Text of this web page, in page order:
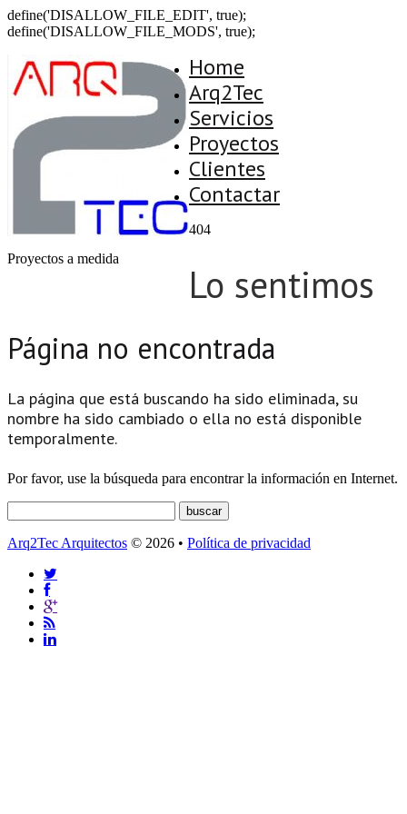
define('DISALLOW_FILE_EDIT', true);
define('DISALLOW_FILE_MODS', true);
Proyectos a medida
Home
Arq2Tec
Servicios
Proyectos
Clientes
Contactar
404
Lo sentimos
Página no encontrada
La página que está buscando ha sido eliminada, su
nombre ha sido cambiado o ella no está disponible
temporalmente.
Por favor, use la búsqueda para encontrar la información en Internet.
Arq2Tec Arquitectos © 2026 • Política de privacidad